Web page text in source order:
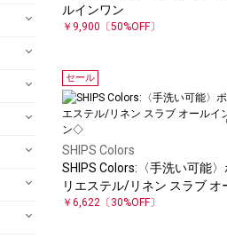
ルインワン
￥9,900 〔50%OFF〕
セール
SHIPS Colors
SHIPS Colors:〈手洗い可能〉
リエステル/リネン スラブ オ
インワン◇
￥6,622 〔30%OFF〕